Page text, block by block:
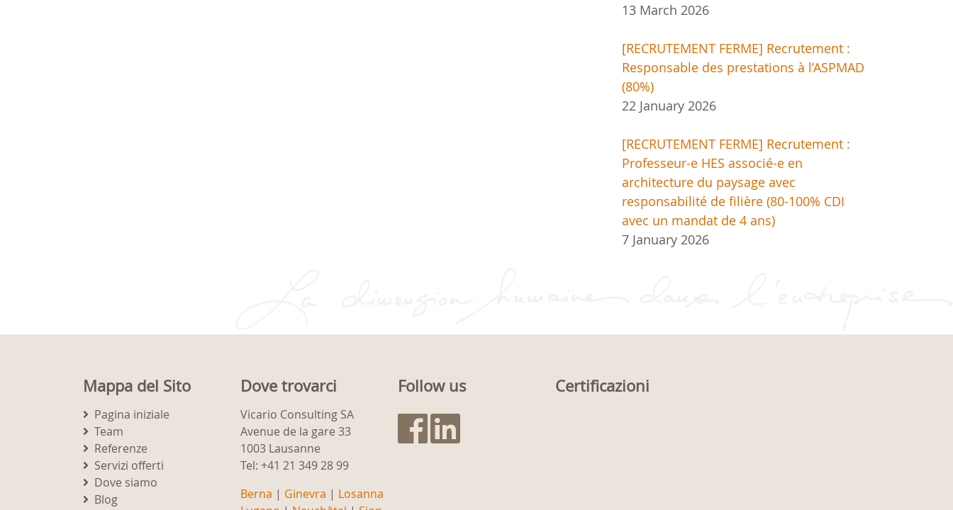
13 March 2026
[RECRUTEMENT FERME] Recrutement :
Responsable des prestations à l’ASPMAD
(80%)
22 January 2026
[RECRUTEMENT FERME] Recrutement :
Professeur-e HES associé-e en
architecture du paysage avec
responsabilité de filière (80-100% CDI
avec un mandat de 4 ans)
7 January 2026
Mappa del Sito
Pagina iniziale
Team
Referenze
Servizi offerti
Dove siamo
Blog
Dove trovarci
Vicario Consulting SA
Avenue de la gare 33
1003 Lausanne
Tel: +41 21 349 28 99
Berna | Ginevra | Losanna
Follow us Certificazioni